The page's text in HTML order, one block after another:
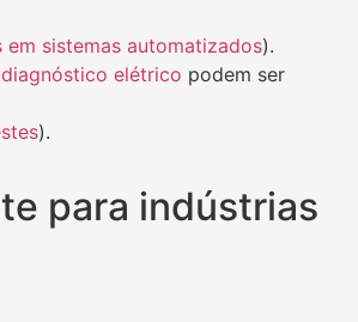
sistemas automatizados).
elétrico podem ser
).
para indústrias